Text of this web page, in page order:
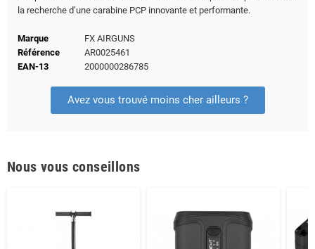
la recherche d’une carabine PCP innovante et performante.
Marque
FX AIRGUNS
Référence
AR0025461
EAN-13
2000000286785
Avez vous trouvé moins cher ailleurs ?
Nous vous conseillons